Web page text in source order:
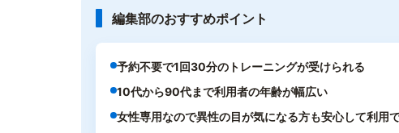
編集部のおすすめポイント
予約不要で1回30分のトレーニングが受けられる
10代から90代まで利用者の年齢が幅広い
女性専用なので異性の目が気になる方も安心して利用